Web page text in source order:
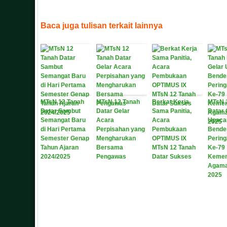
Baca juga tulisan terkait lainnya
MTsN 12 Tanah
Datar Sambut
Semangat Baru
di Hari Pertama
Semester Genap
Tahun Ajaran
2024/2025
MTsN 12 Tanah
Datar Gelar
Acara
Perpisahan yang
Mengharukan
Bersama
Pengawas
Berkat Kerja
Sama Panitia,
Acara
Pembukaan
OPTIMUS IX
MTsN 12 Tanah
Datar Sukses
MTsN
Datar
Ke-79
2025